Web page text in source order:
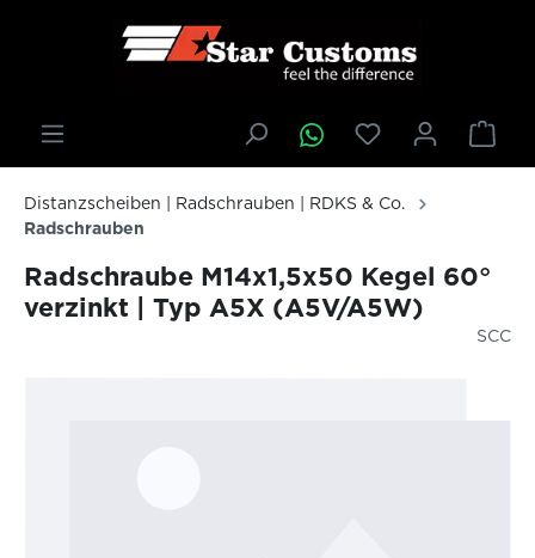
springen
Distanzscheiben | Radschrauben | RDKS & Co.
Radschrauben
Radschraube M14x1,5x50 Kegel 60°
verzinkt | Typ A5X (A5V/A5W)
SCC